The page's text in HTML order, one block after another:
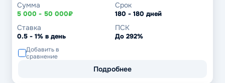
Сумма
5 000 - 50 000₽
Срок
180 - 180 дней
Ставка
0.5 - 1% в день
ПСК
До 292%
Добавить в
сравнение
Подробнее